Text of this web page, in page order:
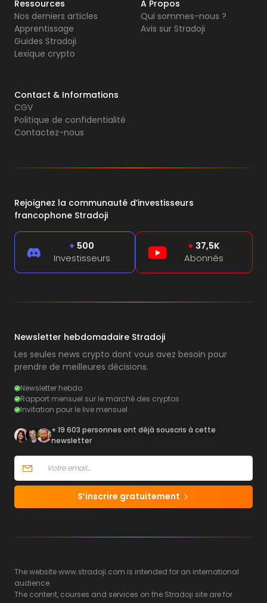
Ressources
Nos derniers articles
Apprentissage
Guides Stradoji
Lexique crypto
A Propos
Qui sommes-nous ?
Avis sur Stradoji
Contact & Informations
CGV
Politique de confidentialité
Contactez-nous
Rejoignez la communauté d’investisseurs
francophone Stradoji
+ 500
Investisseurs
+ 37,5K
Abonnés
Newsletter hebdomadaire Stradoji
Les seules news crypto dont vous avez besoin pour
prendre de meilleures décisions.
Newsletter hebdo
Rapport mensuel sur le marché des cryptos
Invitation pour le live mensuel
+ 19 603 personnes ont déjà souscris à cette
newsletter
S’inscrire gratuitement
The website www.stradoji.com is intended for an international
audience.
The content, courses and services on the Stradoji site are for